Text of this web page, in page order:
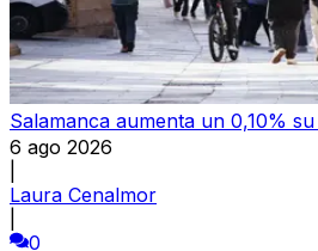
Salamanca aumenta un 0,10%
6 ago 2026
Laura Cenalmor
0